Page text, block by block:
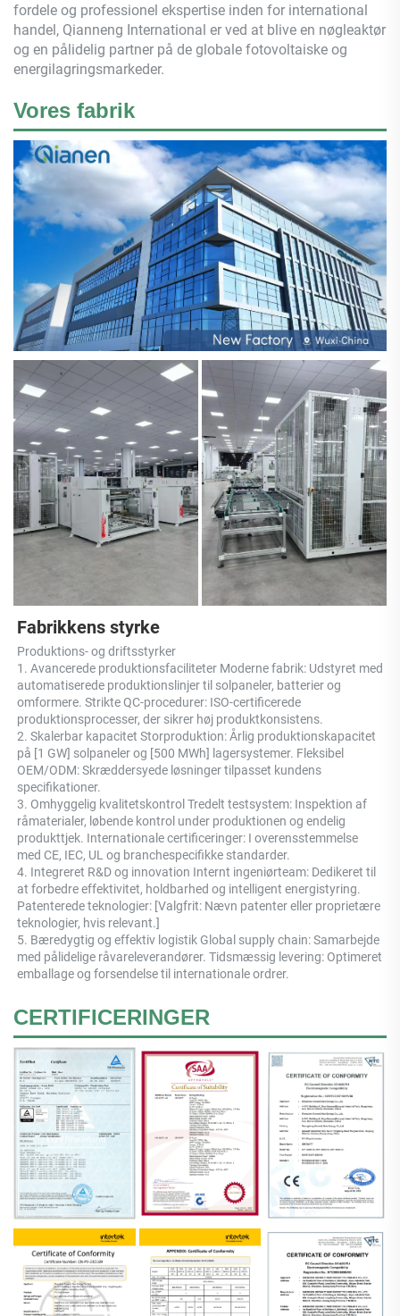
fordele og professionel ekspertise inden for international
handel, Qianneng International er ved at blive en nøgleaktør
og en pålidelig partner på de globale fotovoltaiske og
energilagringsmarkeder.
Vores fabrik
Fabrikkens styrke
Produktions- og driftsstyrker
1. Avancerede produktionsfaciliteter Moderne fabrik: Udstyret med
automatiserede produktionslinjer til solpaneler, batterier og
omformere. Strikte QC-procedurer: ISO-certificerede
produktionsprocesser, der sikrer høj produktkonsistens.
2. Skalerbar kapacitet Storproduktion: Årlig produktionskapacitet
på [1 GW] solpaneler og [500 MWh] lagersystemer. Fleksibel
OEM/ODM: Skræddersyede løsninger tilpasset kundens
specifikationer.
3. Omhyggelig kvalitetskontrol Tredelt testsystem: Inspektion af
råmaterialer, løbende kontrol under produktionen og endelig
produkttjek. Internationale certificeringer: I overensstemmelse
med CE, IEC, UL og branchespecifikke standarder.
4. Integreret R&D og innovation Internt ingeniørteam: Dedikeret til
at forbedre effektivitet, holdbarhed og intelligent energistyring.
Patenterede teknologier: [Valgfrit: Nævn patenter eller proprietære
teknologier, hvis relevant.]
5. Bæredygtig og effektiv logistik Global supply chain: Samarbejde
med pålidelige råvareleverandører. Tidsmæssig levering: Optimeret
emballage og forsendelse til internationale ordrer.
CERTIFICERINGER